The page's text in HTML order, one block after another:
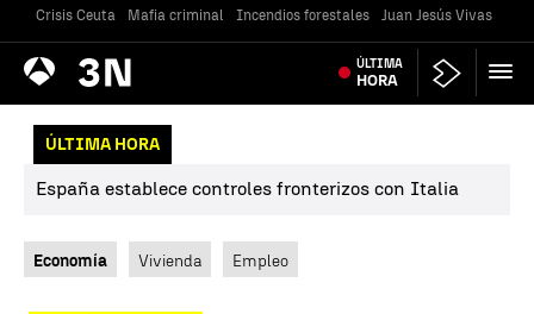
Crisis Ceuta Mafia criminal Incendios forestales Juan Jesús Vivas
Antena
3 Noticias ÚLTIMA
HORA
ÚLTIMA HORA
España establece controles fronterizos con Italia
Economía Vivienda Empleo